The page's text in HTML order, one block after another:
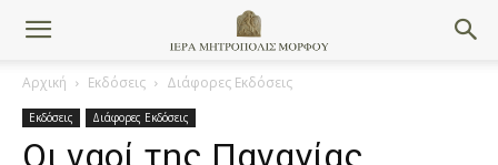
Αρχική Εκδόσεις Διάφορες Εκδόσεις
Εκδόσεις Διάφορες Εκδόσεις
Οι ναοί της Παναγίας